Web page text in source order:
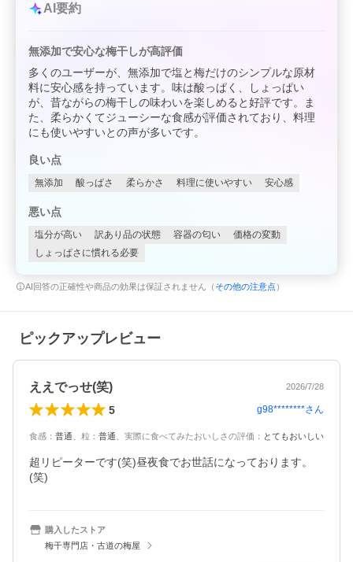
AI要約
無添加で安心な梅干しが高評価
多くのユーザーが、無添加で塩と梅だけのシンプルな原材
料に安心感を持っています。味は酸っぱく、しょっぱい
が、昔ながらの梅干しの味わいを楽しめると好評です。ま
た、柔らかくてジューシーな食感が評価されており、料理
にも使いやすいとの声が多いです。
良い点
無添加 酸っぱさ 柔らかさ 料理に使いやすい 安心感
悪い点
塩分が高い 訳あり品の状態 容器の匂い
価格の変動
しょっぱさに慣れる必要
AI回答の正確性や商品の効果は保証されません（ その他の注意点 ）
ピックアップレビュー
ええでっせ(笑) 2026/7/28
5 g98********さん
食感 ： 普通 粒 ： 普通 実際に食べてみたおいしさの評価 ： とてもおいしい
超リピーターです(笑)昼夜食でお世話になっております。
(笑)
購入したストア
梅干専門店・古道の梅屋